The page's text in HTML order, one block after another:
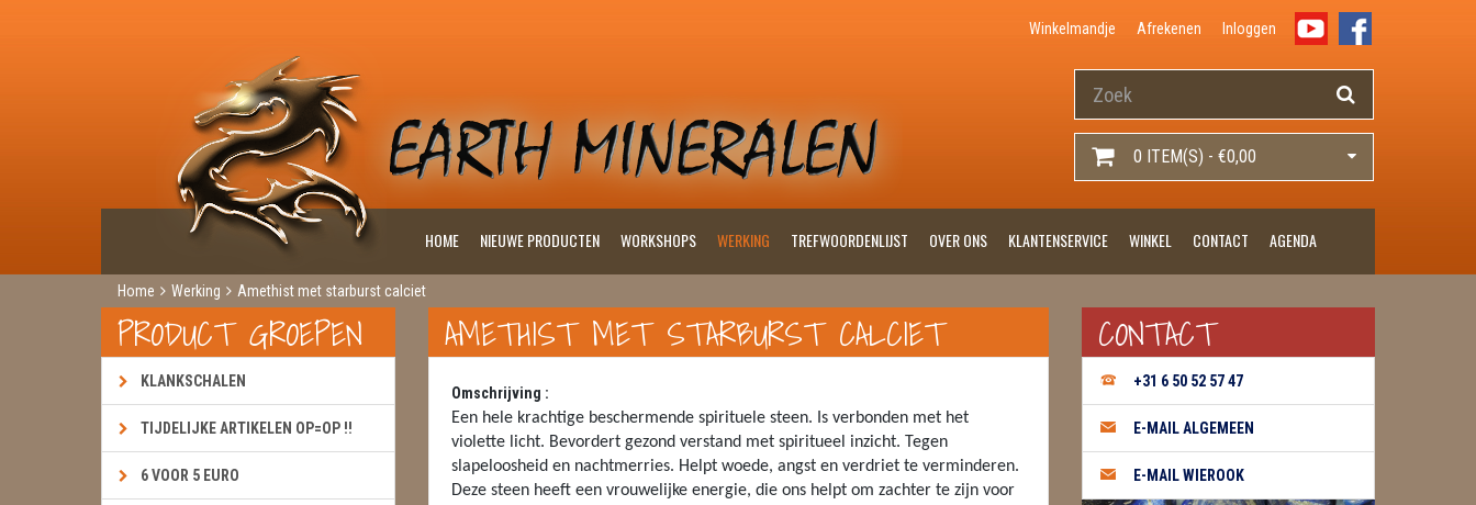
Winkelmandje Afrekenen Inloggen
0 ITEM(S) - €0,00
HOME NIEUWE PRODUCTEN WORKSHOPS WERKING TREFWOORDENLIJST OVER ONS KLANTENSERVICE WINKEL CONTACT AGENDA
Home Werking Amethist met starburst calciet
PRODUCT GROEPEN
KLANKSCHALEN
TIJDELIJKE ARTIKELEN OP=OP !!
6 VOOR 5 EURO
AMETHIST MET STARBURST CALCIET
Omschrijving :
Een hele krachtige beschermende spirituele steen. Is verbonden met het
violette licht. Bevordert gezond verstand met spiritueel inzicht. Tegen
slapeloosheid en nachtmerries. Helpt woede, angst en verdriet te verminderen.
Deze steen heeft een vrouwelijke energie, die ons helpt om zachter te zijn voor
CONTACT
+31 6 50 52 57 47
E-MAIL ALGEMEEN
E-MAIL WIEROOK